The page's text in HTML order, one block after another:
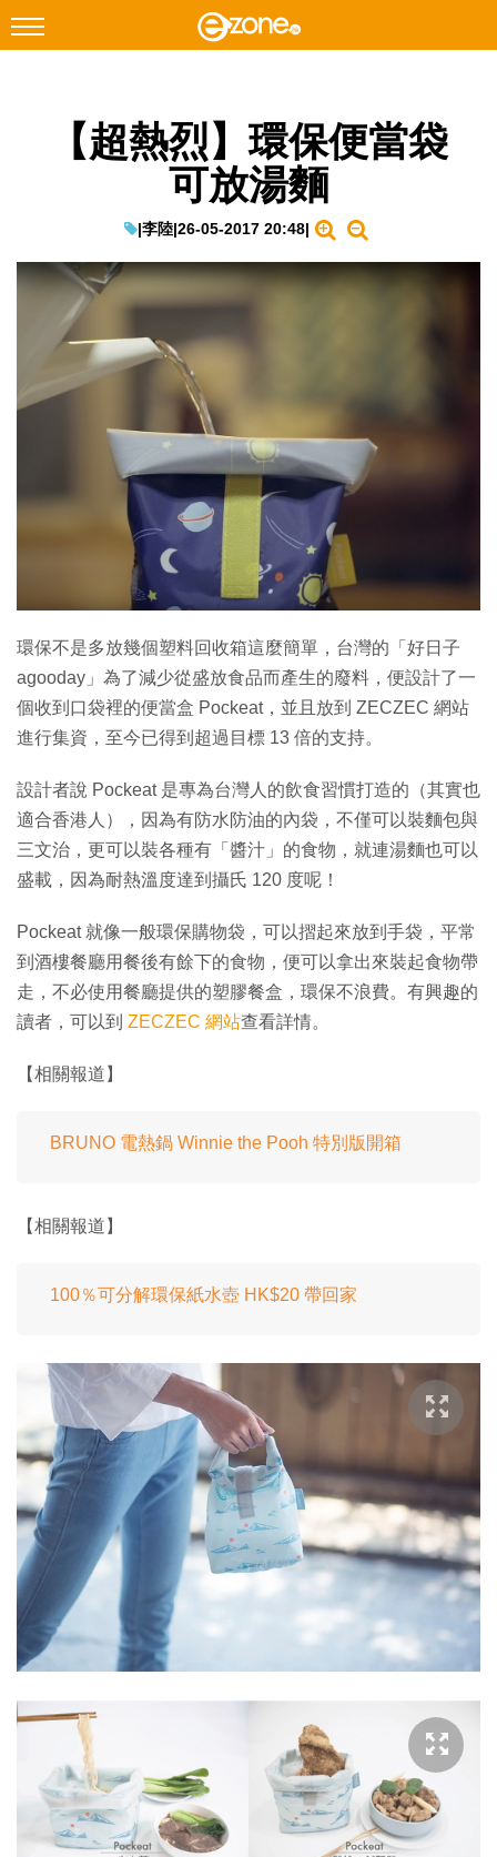
Facebook Instagram
遊戲動漫
教學評測
IT Times
生成式AI與雲端應用
Enterprise Digital Transformation
【超熱烈】環保便當袋
可放湯麵
|李陸|26-05-2017 20:48|
環保不是多放幾個塑料回收箱這麼簡單，台灣的「好日子
agooday」為了減少從盛放食品而產生的廢料，便設計了一
個收到口袋裡的便當盒 Pockeat，並且放到 ZECZEC 網站
進行集資，至今已得到超過目標 13 倍的支持。
設計者說 Pockeat 是專為台灣人的飲食習慣打造的（其實也
適合香港人），因為有防水防油的內袋，不僅可以裝麵包與
三文治，更可以裝各種有「醬汁」的食物，就連湯麵也可以
盛載，因為耐熱溫度達到攝氏 120 度呢！
Pockeat 就像一般環保購物袋，可以摺起來放到手袋，平常
到酒樓餐廳用餐後有餘下的食物，便可以拿出來裝起食物帶
走，不必使用餐廳提供的塑膠餐盒，環保不浪費。有興趣的
讀者，可以到 ZECZEC 網站查看詳情。
【相關報道】
BRUNO 電熱鍋 Winnie the Pooh 特別版開箱
【相關報道】
100％可分解環保紙水壺 HK$20 帶回家